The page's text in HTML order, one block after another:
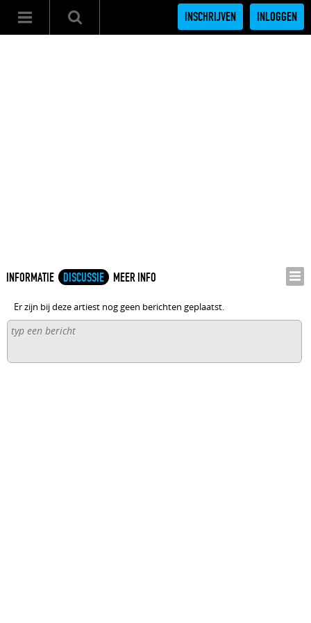
INSCHRIJVEN INLOGGEN
INFORMATIE DISCUSSIE MEER INFO
Er zijn bij deze artiest nog geen berichten geplaatst.